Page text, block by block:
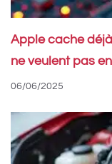
Apple cache
ne veulent pas
06/06/2025